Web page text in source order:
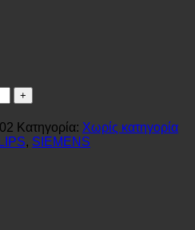
Κατηγορία: Χωρίς κατηγορία
, SIEMENS